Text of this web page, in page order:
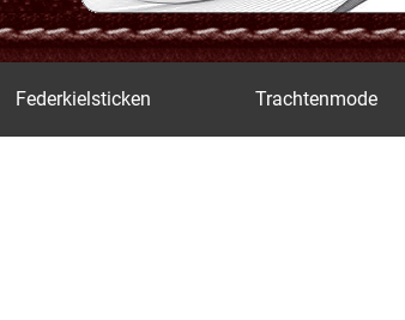
Federkielsticken Trachtenmode